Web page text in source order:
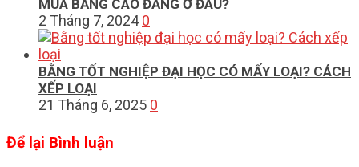
MUA BẰNG CAO ĐẲNG Ở ĐÂU?
2 Tháng 7, 2024 0
BẰNG TỐT NGHIỆP ĐẠI HỌC CÓ MẤY LOẠI? CÁCH
XẾP LOẠI
21 Tháng 6, 2025 0
Để lại Bình luận